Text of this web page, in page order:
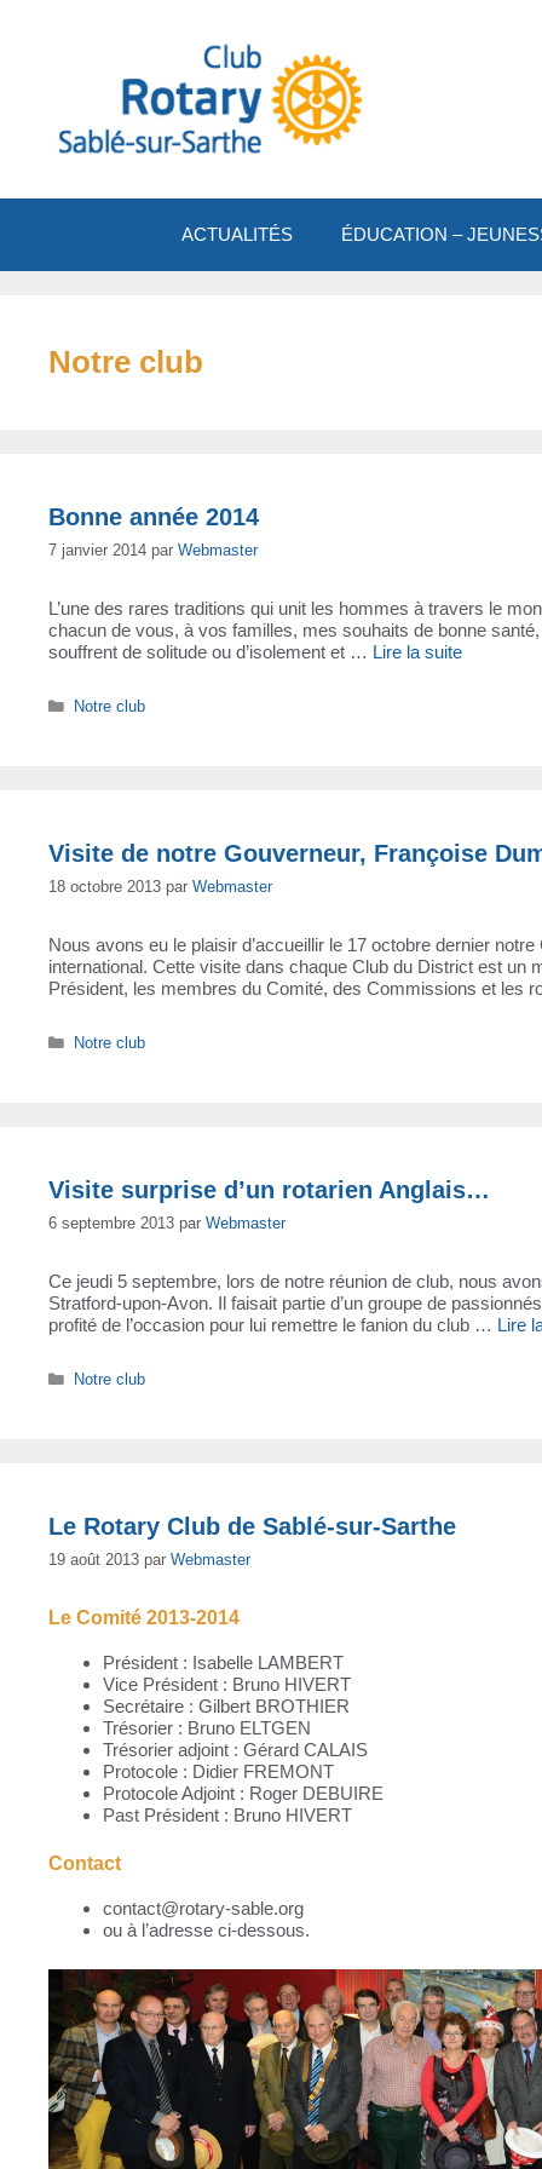
ACTUALITÉS ÉDUCATION –
Notre club
Bonne année 2014
7 janvier 2014 par Webmaster
L’une des rares traditions qui unit les hommes à travers le
chacun de vous, à vos familles, mes souhaits de bonne
souffrent de solitude ou d’isolement et … Lire la suite
Catégories
Notre club
Visite de notre Gouverneur, Françoise
18 octobre 2013 par Webmaster
Nous avons eu le plaisir d’accueillir le 17 octobre dernier
international. Cette visite dans chaque Club du District est un
Président, les membres du Comité, des Commissions et les
Catégories
Notre club
Visite surprise d’un rotarien Anglais…
6 septembre 2013 par Webmaster
Ce jeudi 5 septembre, lors de notre réunion de club, nous
Stratford-upon-Avon. Il faisait partie d’un groupe de
profité de l’occasion pour lui remettre le fanion du club … Lire
Catégories
Notre club
Le Rotary Club de Sablé-sur-Sarthe
19 août 2013 par Webmaster
Le Comité 2013-2014
Président : Isabelle LAMBERT
Vice Président : Bruno HIVERT
Secrétaire : Gilbert BROTHIER
Trésorier : Bruno ELTGEN
Trésorier adjoint : Gérard CALAIS
Protocole : Didier FREMONT
Protocole Adjoint : Roger DEBUIRE
Past Président : Bruno HIVERT
Contact
contact@rotary-sable.org
ou à l’adresse ci-dessous.